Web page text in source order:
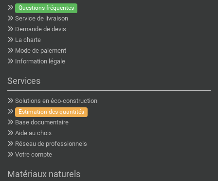
Questions fréquentes
Service de livraison
Demande de devis
La charte
Mode de paiement
Information légale
Services
Solutions en éco-construction
Estimation des quantités
Base documentaire
Aide au choix
Réseau de professionnels
Votre compte
Matériaux naturels